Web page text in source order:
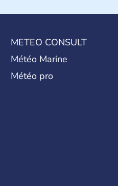
METEO CONSULT
Météo Marine
Météo pro